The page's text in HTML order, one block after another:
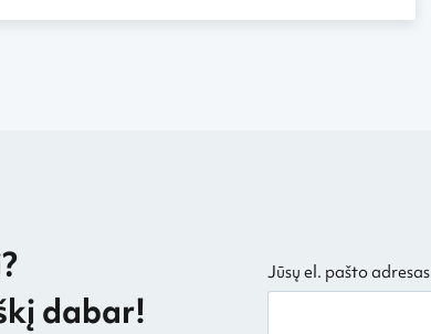
dabar!
Jūsų el. pašto adresas